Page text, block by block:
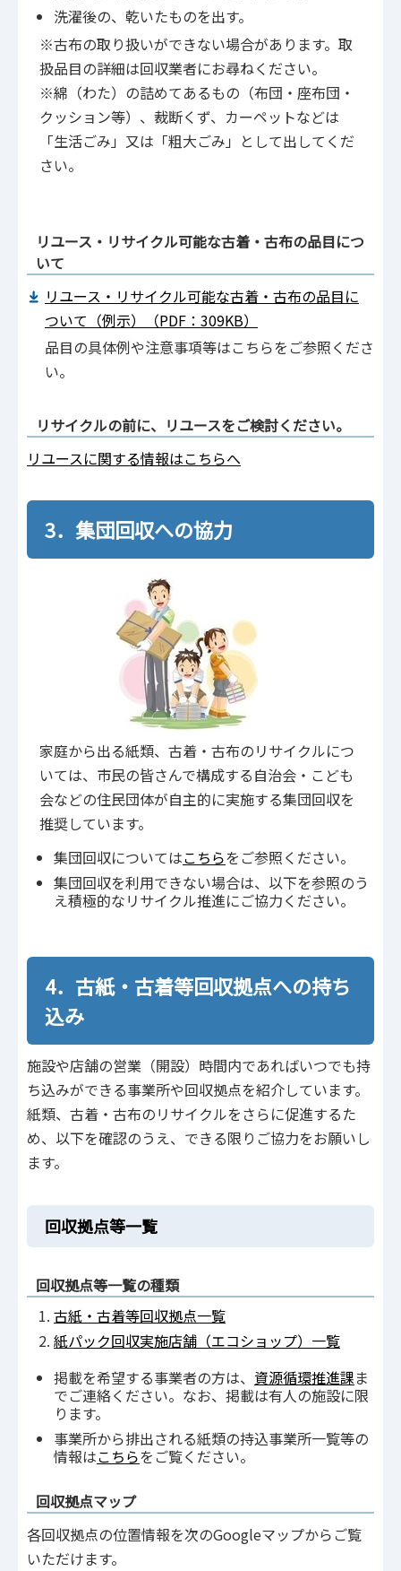
洗濯後の、乾いたものを出す。
※古布の取り扱いができない場合があります。取
扱品目の詳細は回収業者にお尋ねください。
※綿（わた）の詰めてあるもの（布団・座布団・
クッション等）、裁断くず、カーペットなどは
「生活ごみ」又は「粗大ごみ」として出してくだ
さい。
リユース・リサイクル可能な古着・古布の品目につ
いて
リユース・リサイクル可能な古着・古布の品目に
ついて（例示）（PDF：309KB）
品目の具体例や注意事項等はこちらをご参照くださ
い。
リサイクルの前に、リユースをご検討ください。
リユースに関する情報はこちらへ
3．集団回収への協力
家庭から出る紙類、古着・古布のリサイクルにつ
いては、市民の皆さんで構成する自治会・こども
会などの住民団体が自主的に実施する集団回収を
推奨しています。
集団回収についてはこちらをご参照ください。
集団回収を利用できない場合は、以下を参照のう
え積極的なリサイクル推進にご協力ください。
4．古紙・古着等回収拠点への持ち
込み
施設や店舗の営業（開設）時間内であればいつでも持
ち込みができる事業所や回収拠点を紹介しています。
紙類、古着・古布のリサイクルをさらに促進するた
め、以下を確認のうえ、できる限りご協力をお願いし
ます。
回収拠点等一覧
回収拠点等一覧の種類
古紙・古着等回収拠点一覧
紙パック回収実施店舗（エコショップ）一覧
掲載を希望する事業者の方は、 資源循環推進課ま
でご連絡ください。なお、掲載は有人の施設に限
ります。
事業所から排出される紙類の持込事業所一覧等の
情報はこちらをご覧ください。
回収拠点マップ
各回収拠点の位置情報を次のGoogleマップからご覧
いただけます。